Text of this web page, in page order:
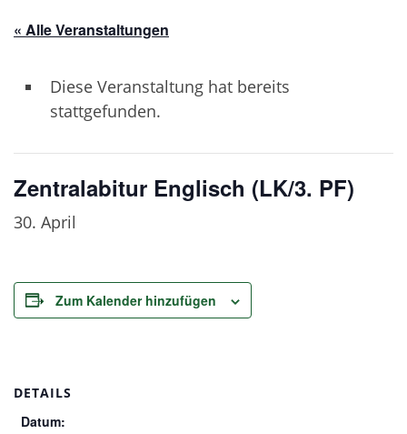
« Alle Veranstaltungen
Diese Veranstaltung hat bereits
stattgefunden.
Zentralabitur Englisch (LK/3. PF)
30. April
Zum Kalender hinzufügen
DETAILS
Datum: